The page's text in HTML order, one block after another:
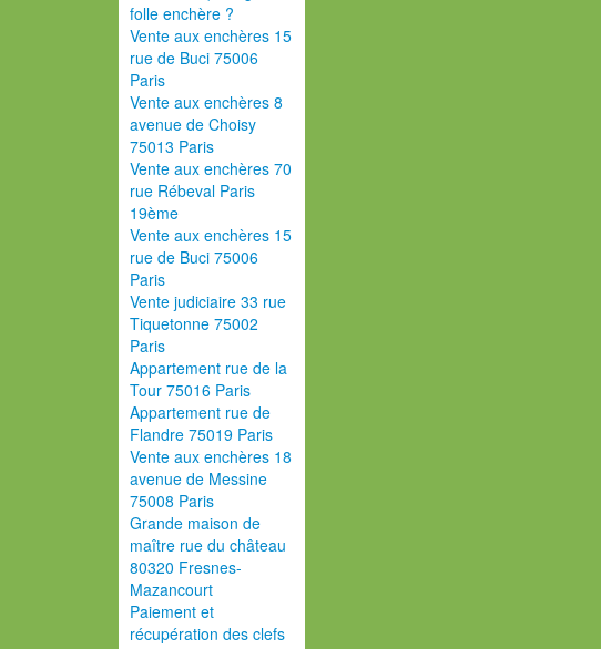
folle enchère ?
Vente aux enchères 15
rue de Buci 75006
Paris
Vente aux enchères 8
avenue de Choisy
75013 Paris
Vente aux enchères 70
rue Rébeval Paris
19ème
Vente aux enchères 15
rue de Buci 75006
Paris
Vente judiciaire 33 rue
Tiquetonne 75002
Paris
Appartement rue de la
Tour 75016 Paris
Appartement rue de
Flandre 75019 Paris
Vente aux enchères 18
avenue de Messine
75008 Paris
Grande maison de
maître rue du château
80320 Fresnes-
Mazancourt
Paiement et
récupération des clefs